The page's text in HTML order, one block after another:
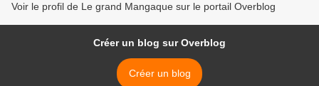
Voir le profil de Le grand Mangaque sur le portail Overblog
Créer un blog sur Overblog
Créer un blog